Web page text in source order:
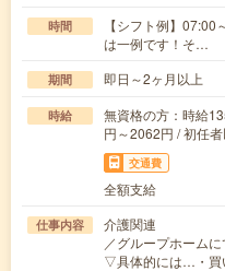
時間
【シフト例】
は一例です！そ…
期間 即日～2ヶ月以上
時給
無資格の方：時給
円～2062円 / 初任
交通費
全額支給
仕事内容
介護関連
／グループホーム
▽具体的には…・買